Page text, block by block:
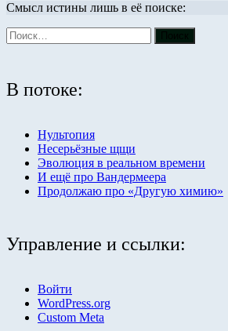
Смысл истины лишь в её поиске:
В потоке:
Нультопия
Несерьёзные щщи
Эволюция в реальном времени
И ещё про Вандермеера
Продолжаю про «Другую химию»
Управление и ссылки:
Войти
WordPress.org
Custom Meta